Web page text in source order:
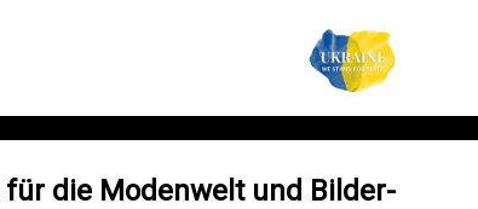
die Modenwelt und Bilder-